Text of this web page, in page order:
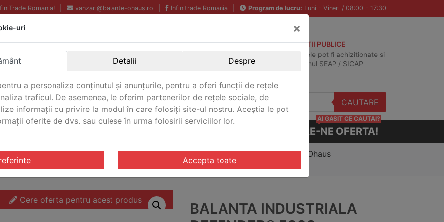
Romania! vanzari@balante-ohaus.ro Infinitrade Romania Program de lucru: Luni - Vineri / 08:00 - 17:30
Echipamente profesionale
pentru laborator.
Garantie Internationala.
ACHIZITII PUBLICE
Produsele pot fi achizitionate si
in sistemul SEAP / SICAP
CAUTARE
CERE-NE OFERTA!
AI GASIT CE CAUTAI?
Defender® 5000 Washdown/ Balanta industriala Defender® 5000 Washdown Ohaus
Cere oferta pentru acest produs
BALANTA INDUSTRIALA
uri ×
Detalii Despre
a personaliza conținutul și anunțurile, pentru a oferi funcții de rețele
traficul. De asemenea, le oferim partenerilor de rețele sociale, de
informații cu privire la modul în care folosiți site-ul nostru. Aceștia le pot
oferite de dvs. sau culese în urma folosirii serviciilor lor.
Accepta toate